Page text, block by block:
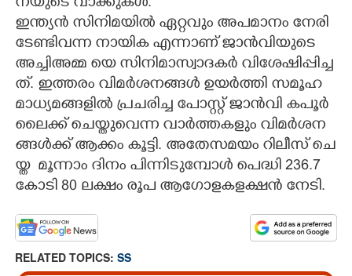
ഇ​ന്ത്യ​ൻ​ ​സി​നി​മ​യി​ൽ​ ​ഏ​റ്റ​വും​ ​അ​പ​മാ​നം​ ​നേ​രി​
ടേ​ണ്ടി​വ​ന്ന​ ​നാ​യി​ക​ ​എ​ന്നാ​ണ് ​ജാ​ൻ​വി​യു​ടെ​ ​
അ​ച്ചി​അ​മ്മ​ ​യെ​ ​സി​നി​മാ​സ്വാ​ദ​ക​ർ​ ​വി​ശേ​ഷി​പ്പി​ച്ച​
ത്.​ ​ഇ​ത്ത​രം​ ​വി​മ​ർ​ശ​ന​ങ്ങ​ൾ​ ​ഉ​യ​ർ​ത്തി​ ​സ​മൂ​ഹ​ ​
മാ​ധ്യ​മ​ങ്ങ​ളി​ൽ​ ​പ്ര​ച​രി​ച്ച​ ​പോ​സ്റ്റ് ​ജാ​ൻ​വി​ ​ക​പൂ​ർ​ ​
ലൈ​ക്ക് ​ചെ​യ്തു​വെ​ന്ന​ ​വാ​ർ​ത്ത​ക​ളും​ ​വി​മ​ർ​ശ​ന​
ങ്ങ​ൾ​ക്ക് ​ആ​ക്കം​ ​കൂ​ട്ടി.​ ​അ​തേ​സ​മ​യം​ ​റി​ലീ​സ് ​ചെ​
യ്ത​ ​ മൂന്നാം​ ​ദി​നം​ ​പി​ന്നി​ടു​മ്പോ​ൾ​ പെ​ദ്ധി​ ​236.7​ ​
കോ​ടി​ 80​ ​ല​ക്ഷം​ ​രൂ​പ​ ​ആ​ഗോ​ള​ക​ള​ക്ഷ​ൻ​ ​നേ​ടി.
RELATED TOPICS: SS